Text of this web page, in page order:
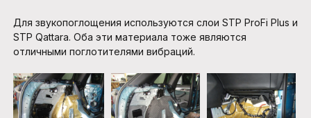
Для звукопоглощения используются слои STP ProFi Plus и
STP Qattara. Оба эти материала тоже являются
отличными поглотителями вибраций.